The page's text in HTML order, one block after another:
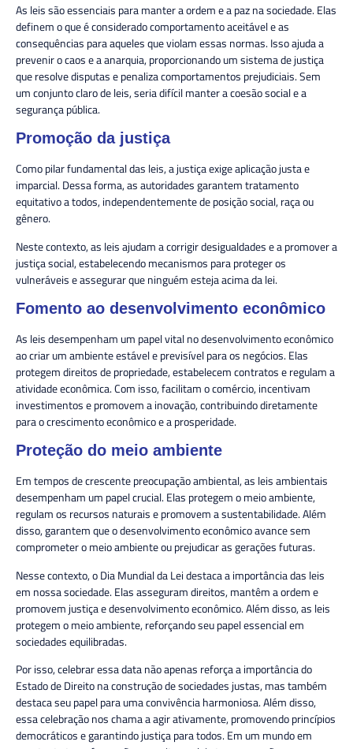
As leis são essenciais para manter a ordem e a paz na sociedade. Elas
definem o que é considerado comportamento aceitável e as
consequências para aqueles que violam essas normas. Isso ajuda a
prevenir o caos e a anarquia, proporcionando um sistema de justiça
que resolve disputas e penaliza comportamentos prejudiciais. Sem
um conjunto claro de leis, seria difícil manter a coesão social e a
segurança pública.
Promoção da justiça
Como pilar fundamental das leis, a justiça exige aplicação justa e
imparcial. Dessa forma, as autoridades garantem tratamento
equitativo a todos, independentemente de posição social, raça ou
gênero.
Neste contexto, as leis ajudam a corrigir desigualdades e a promover a
justiça social, estabelecendo mecanismos para proteger os
vulneráveis e assegurar que ninguém esteja acima da lei.
Fomento ao desenvolvimento econômico
As leis desempenham um papel vital no desenvolvimento econômico
ao criar um ambiente estável e previsível para os negócios. Elas
protegem direitos de propriedade, estabelecem contratos e regulam a
atividade econômica. Com isso, facilitam o comércio, incentivam
investimentos e promovem a inovação, contribuindo diretamente
para o crescimento econômico e a prosperidade.
Proteção do meio ambiente
Em tempos de crescente preocupação ambiental, as leis ambientais
desempenham um papel crucial. Elas protegem o meio ambiente,
regulam os recursos naturais e promovem a sustentabilidade. Além
disso, garantem que o desenvolvimento econômico avance sem
comprometer o meio ambiente ou prejudicar as gerações futuras.
Nesse contexto, o Dia Mundial da Lei destaca a importância das leis
em nossa sociedade. Elas asseguram direitos, mantêm a ordem e
promovem justiça e desenvolvimento econômico. Além disso, as leis
protegem o meio ambiente, reforçando seu papel essencial em
sociedades equilibradas.
Por isso, celebrar essa data não apenas reforça a importância do
Estado de Direito na construção de sociedades justas, mas também
destaca seu papel para uma convivência harmoniosa. Além disso,
essa celebração nos chama a agir ativamente, promovendo princípios
democráticos e garantindo justiça para todos. Em um mundo em